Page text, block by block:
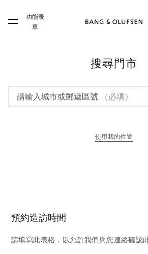
Skip to main footer
功能表
單
搜尋門市
請輸入城市或郵遞區號 （必填）
使用我的位置
預約造訪時間
請填寫此表格，以允許我們與您連絡確認